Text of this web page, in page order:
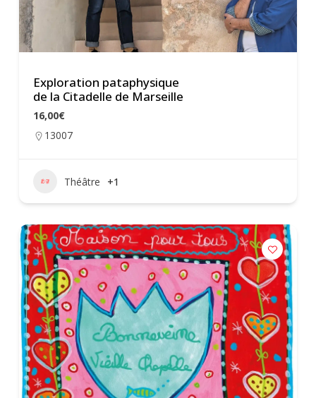
Exploration pataphysique
de la Citadelle de Marseille
16,00€
13007
Théâtre +1